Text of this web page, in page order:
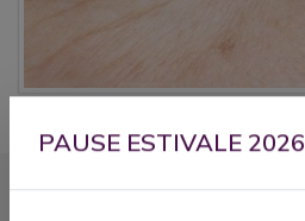
PAUSE ESTIVALE 2026